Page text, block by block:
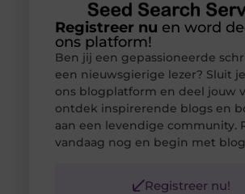
Registreer nu en word
ons platform!
Ben jij een gepassioneerde
een nieuwsgierige lezer? Sluit
ons blogplatform en deel jouw
ontdek inspirerende blogs en
aan een levendige community.
vandaag nog en begin met
Registreer nu!